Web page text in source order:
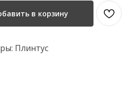
в корзину
Плинтус